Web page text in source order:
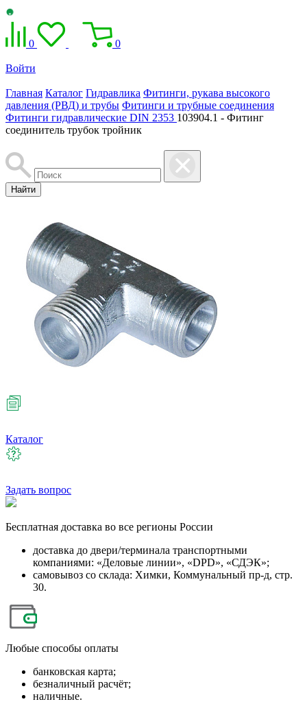
0 0
Войти
Главная Каталог Гидравлика Фитинги, рукава высокого
давления (РВД) и трубы Фитинги и трубные соединения
Фитинги гидравлические DIN 2353 103904.1 - Фитинг
соединитель трубок тройник
Найти
Каталог
Задать вопрос
Бесплатная доставка во все регионы России
доставка до двери/терминала транспортными
компаниями: «Деловые линии», «DPD», «СДЭК»;
самовывоз со склада: Химки, Коммунальный пр-д, стр.
30.
Любые способы оплаты
банковская карта;
безналичный расчёт;
наличные.